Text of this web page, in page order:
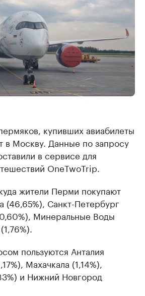
купивших авиабилеты
в Москву. Данные по запросу
в сервисе для
OneTwoTrip.
жители Перми покупают
Санкт-Петербург
Минеральные Воды
пользуются Анталия
Махачкала (1,14%),
и Нижний Новгород